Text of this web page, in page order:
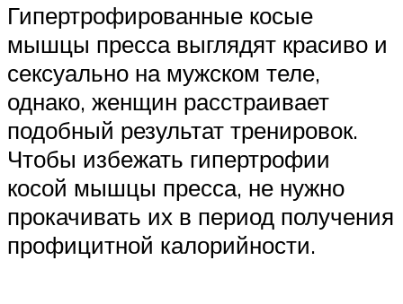
Гипертрофированные косые
мышцы пресса выглядят красиво и
сексуально на мужском теле,
однако, женщин расстраивает
подобный результат тренировок.
Чтобы избежать гипертрофии
косой мышцы пресса, не нужно
прокачивать их в период получения
профицитной калорийности.